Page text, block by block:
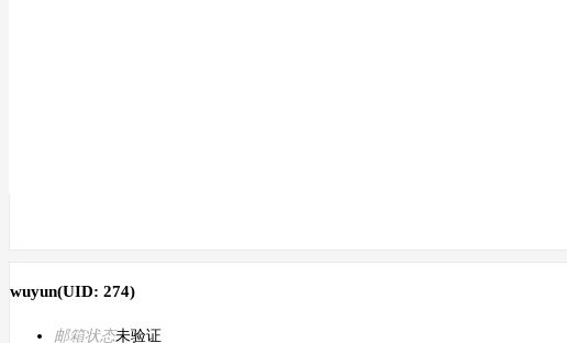
wuyun(UID: 274)
邮箱状态未验证